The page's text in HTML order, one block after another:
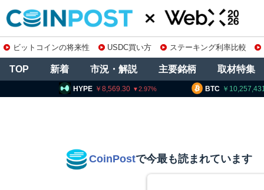
ビットコインの将来性 USDC買い方 ステーキング利率比較
TOP 新着 市況・解説 主要銘柄 取材特集
BTC 10,257,431 ETH
CoinPostで今最も読まれています